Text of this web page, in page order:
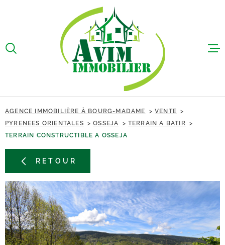
recherche
principal
ACCUEIL
VENTES
BIEN
SYNDIC
ALERTE E-
CONTACT
AGENCE IMMOBILIÈRE À BOURG-MADAME
VENTE
PYRENEES ORIENTALES
OSSEJA
TERRAIN A BATIR
TERRAIN CONSTRUCTIBLE A OSSEJA
RETOUR
VOTRE
RECHERCHE
TYPE
D'OFFRE
ACHETER
TYPE
DE
BIEN
TYPE DE BIEN
Budget
BUDGET
RECHERCHER